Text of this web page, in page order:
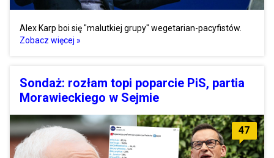
Alex Karp boi się "malutkiej grupy" wegetarian-pacyfistów.
Zobacz więcej »
Sondaż: rozłam topi poparcie PiS, partia
Morawieckiego w Sejmie
47